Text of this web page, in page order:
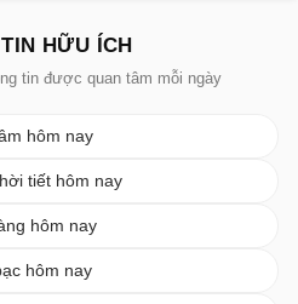
HỮU ÍCH
tin được quan tâm mỗi ngày
hôm nay
tiết hôm nay
hôm nay
hôm nay